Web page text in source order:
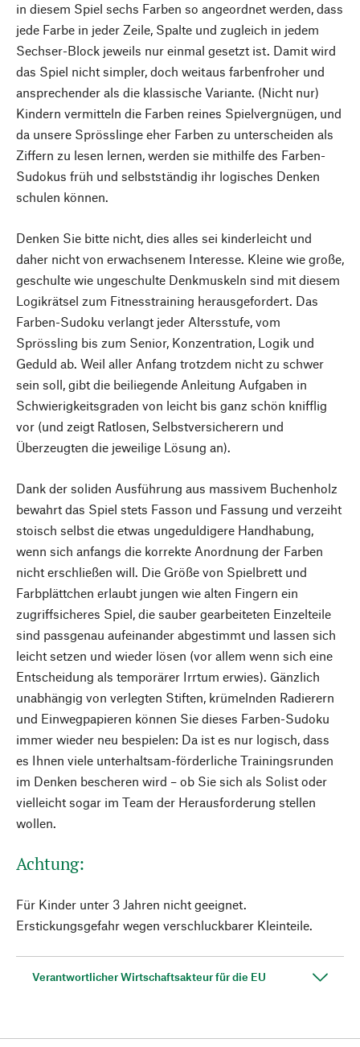
in diesem Spiel sechs Farben so angeordnet werden, dass
jede Farbe in jeder Zeile, Spalte und zugleich in jedem
Sechser-Block jeweils nur einmal gesetzt ist. Damit wird
das Spiel nicht simpler, doch weitaus farbenfroher und
ansprechender als die klassische Variante. (Nicht nur)
Kindern vermitteln die Farben reines Spielvergnügen, und
da unsere Sprösslinge eher Farben zu unterscheiden als
Ziffern zu lesen lernen, werden sie mithilfe des Farben-
Sudokus früh und selbstständig ihr logisches Denken
schulen können.
Denken Sie bitte nicht, dies alles sei kinderleicht und
daher nicht von erwachsenem Interesse. Kleine wie große,
geschulte wie ungeschulte Denkmuskeln sind mit diesem
Logikrätsel zum Fitnesstraining herausgefordert. Das
Farben-Sudoku verlangt jeder Altersstufe, vom
Sprössling bis zum Senior, Konzentration, Logik und
Geduld ab. Weil aller Anfang trotzdem nicht zu schwer
sein soll, gibt die beiliegende Anleitung Aufgaben in
Schwierigkeitsgraden von leicht bis ganz schön knifflig
vor (und zeigt Ratlosen, Selbstversicherern und
Überzeugten die jeweilige Lösung an).
Dank der soliden Ausführung aus massivem Buchenholz
bewahrt das Spiel stets Fasson und Fassung und verzeiht
stoisch selbst die etwas ungeduldigere Handhabung,
wenn sich anfangs die korrekte Anordnung der Farben
nicht erschließen will. Die Größe von Spielbrett und
Farbplättchen erlaubt jungen wie alten Fingern ein
zugriffsicheres Spiel, die sauber gearbeiteten Einzelteile
sind passgenau aufeinander abgestimmt und lassen sich
leicht setzen und wieder lösen (vor allem wenn sich eine
Entscheidung als temporärer Irrtum erwies). Gänzlich
unabhängig von verlegten Stiften, krümelnden Radierern
und Einwegpapieren können Sie dieses Farben-Sudoku
immer wieder neu bespielen: Da ist es nur logisch, dass
es Ihnen viele unterhaltsam-förderliche Trainingsrunden
im Denken bescheren wird – ob Sie sich als Solist oder
vielleicht sogar im Team der Herausforderung stellen
wollen.
Achtung:
Für Kinder unter 3 Jahren nicht geeignet.
Erstickungsgefahr wegen verschluckbarer Kleinteile.
Verantwortlicher Wirtschaftsakteur für die EU